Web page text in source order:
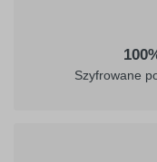
Szyfrowane